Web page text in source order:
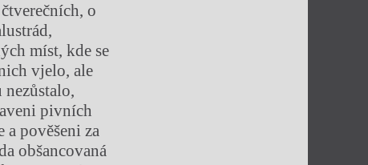
o
míst, kde se
vjelo, ale
nezůstalo,
pivních
pověšeni za
obšancovaná